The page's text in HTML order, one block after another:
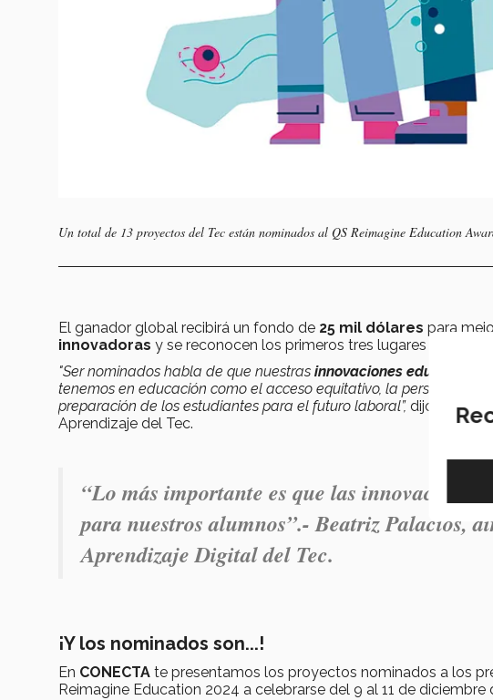
Un total de 13 proyectos del Tec están nominados al QS Reimagine Education
El ganador global recibirá un fondo de 25 mil dólares para
innovadoras y se reconocen los primeros tres lugares de
"Ser nominados habla de que nuestras innovaciones educativas
tenemos en educación como el acceso equitativo, la
preparación de los estudiantes para el futuro laboral”, dijo Patricia
Aprendizaje del Tec.
“Lo más importante es que las innovaciones
para nuestros alumnos”.- Beatriz Palacios,
Aprendizaje Digital del Tec.
¡Y los nominados son...!
En CONECTA te presentamos los proyectos nominados a los
Reimagine Education 2024 a celebrarse del 9 al 11 de